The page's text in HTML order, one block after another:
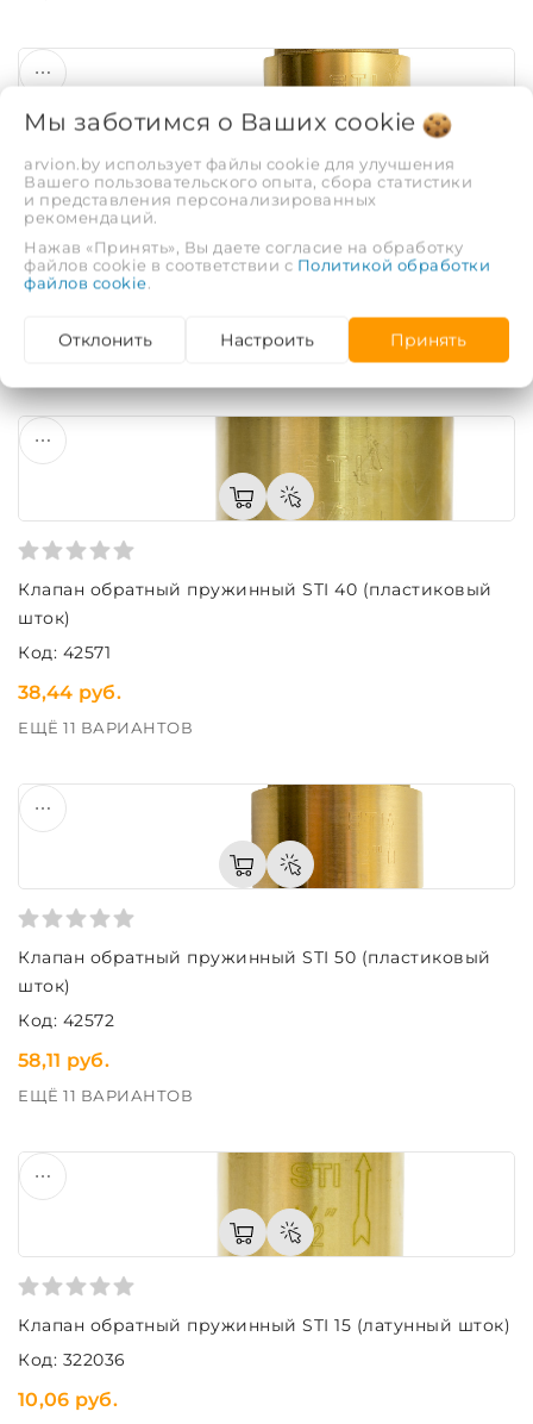
Клапан обратный пружинный STI 32 (пластиковый
шток)
Код: 42570
Клапан обратный пружинный STI 40 (пластиковый
шток)
Код: 42571
38,44 руб.
ЕЩЁ 11 ВАРИАНТОВ
Клапан обратный пружинный STI 50 (пластиковый
шток)
Код: 42572
58,11 руб.
ЕЩЁ 11 ВАРИАНТОВ
Клапан обратный пружинный STI 15 (латунный шток)
Код: 322036
10,06 руб.
Мы заботимся о Ваших cookie
arvion.by использует файлы cookie для улучшения
Вашего пользовательского опыта, сбора статистики
и представления персонализированных
рекомендаций.
Нажав «Принять», Вы даете согласие на обработку
файлов cookie в соответствии с Политикой обработки
файлов cookie.
Отклонить Настроить Принять